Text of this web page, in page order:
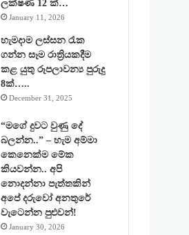
ලක්ෂණ 12 ක්…
January 11, 2026
හැමදාම ලස්සන රැක
ගන්න සෑම රාත්‍රියකදීම
කළ යුතු රූපලාවන්‍ය පුරුදු
8ක්…..
December 31, 2025
“මගේ දුවට වුණු දේ
බලන්න..” – හැම අම්මා
කෙනෙක්ම මේක
කියවන්න.. අපි
නොදන්නා පැත්තකින්
අපේ දරුවෝ අනතුරේ
වැටෙන්න පුළුවන්!
January 30, 2026